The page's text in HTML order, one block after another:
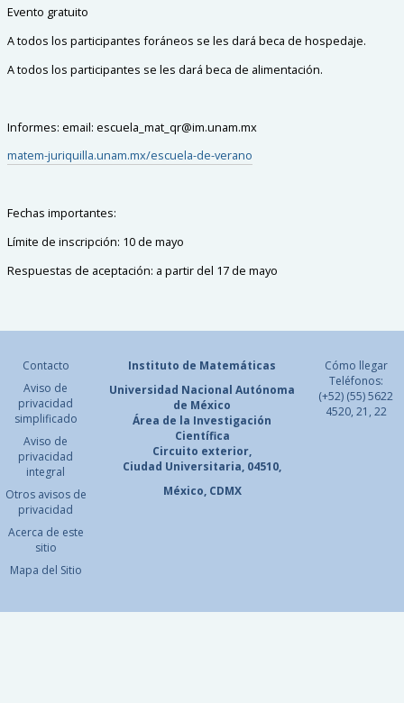
Evento gratuito
A todos los participantes foráneos se les dará beca de hospedaje.
A todos los participantes se les dará beca de alimentación.
Informes: email: escuela_mat_qr@im.unam.mx
matem-juriquilla.unam.mx/escuela-de-verano
Fechas importantes:
Límite de inscripción: 10 de mayo
Respuestas de aceptación: a partir del 17 de mayo
Contacto
Aviso de
privacidad
simplificado
Aviso de
privacidad
integral
Otros avisos de
privacidad
Acerca de este
sitio
Mapa del Sitio
Instituto de Matemáticas
Universidad Nacional Autónoma
de México
Área de la Investigación
Científica
Circuito exterior,
Ciudad Universitaria, 04510,
México, CDMX
Cómo llegar
Teléfonos:
(+52) (55) 5622
4520, 21, 22